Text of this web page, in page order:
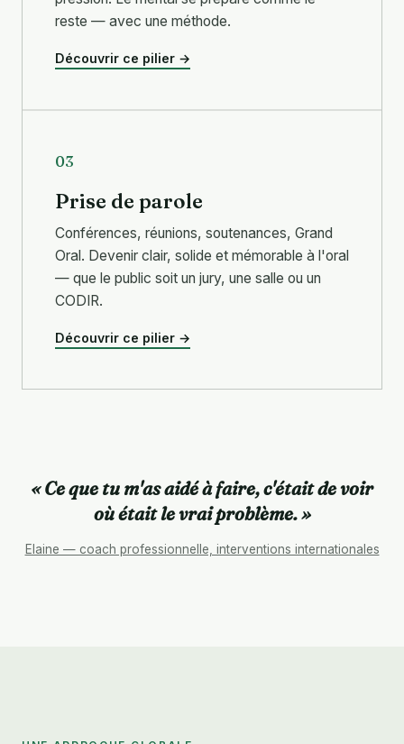
reste — avec une méthode.
Découvrir ce pilier →
03
Prise de parole
Conférences, réunions, soutenances, Grand
Oral. Devenir clair, solide et mémorable à l'oral
— que le public soit un jury, une salle ou un
CODIR.
Découvrir ce pilier →
« Ce que tu m'as aidé à faire, c'était de voir
où était le vrai problème. »
Elaine — coach professionnelle, interventions internationales